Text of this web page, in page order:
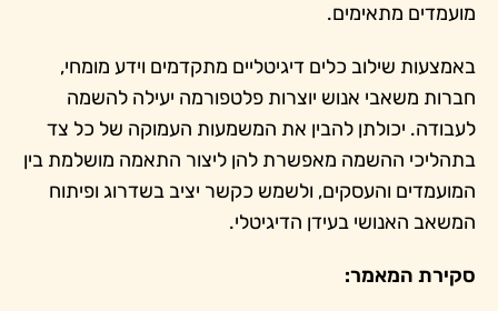
מועמדים מתאימים.
באמצעות שילוב כלים דיגיטליים מתקדמים וידע מומחי,
חברות משאבי אנוש יוצרות פלטפורמה יעילה להשמה
לעבודה. יכולתן להבין את המשמעות העמוקה של כל צד
בתהליכי ההשמה מאפשרת להן ליצור התאמה מושלמת בין
המועמדים והעסקים, ולשמש כקשר יציב בשדרוג ופיתוח
המשאב האנושי בעידן הדיגיטלי.
סקירת המאמר: